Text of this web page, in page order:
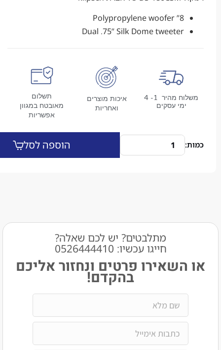
Dual .75” Silk Dome tweeter
משלוח מהיר 1- 4
איכות מוצרים
תשלום
מאובטח במגוון
הוספה לסל
מתלבטים? יש לכם שאלה?
חייגו עכשיו: 0526444410​
פרטים ונחזור אליכם
בהקדם!